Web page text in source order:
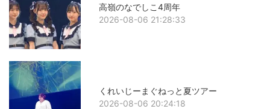
高嶺のなでしこ4周年
2026-08-06 21:28:33
くれいじーまぐねっと夏ツアー
2026-08-06 20:24:18